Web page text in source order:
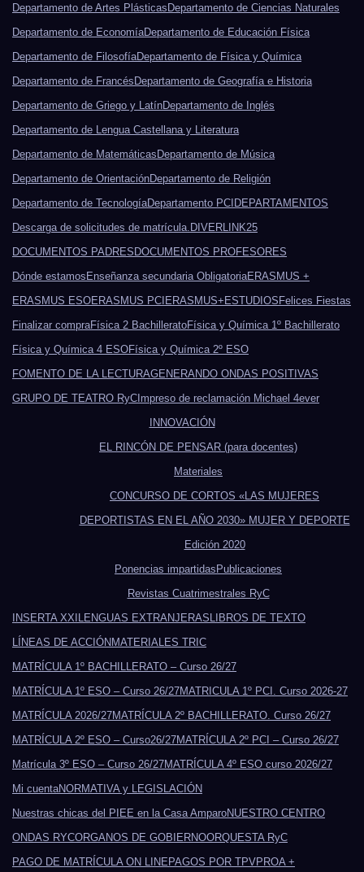
Departamento de Artes Plásticas Departamento de Ciencias Naturales
Departamento de EconomíaDepartamento de Educación Física
Departamento de FilosofíaDepartamento de Física y Química
Departamento de Francés Departamento de Geografía e Historia
Departamento de Griego y LatínDepartamento de Inglés
Departamento de Lengua Castellana y Literatura
Departamento de Matemáticas Departamento de Música
Departamento de OrientaciónDepartamento de Religión
Departamento de TecnologíaDepartamento PCI DEPARTAMENTOS
Descarga de solicitudes de matrícula. DIVERLINK25
DOCUMENTOS PADRES DOCUMENTOS PROFESORES
Dónde estamos Enseñanza secundaria ObligatoriaERASMUS +
ERASMUS ESOERASMUS PCI ERASMUS+ ESTUDIOS Felices Fiestas
Finalizar compraFísica 2 BachilleratoFísica y Química 1º Bachillerato
Física y Química 4 ESOFísica y Química 2º ESO
FOMENTO DE LA LECTURAGENERANDO ONDAS POSITIVAS
GRUPO DE TEATRO RyC Impreso de reclamación Michael 4ever
INNOVACIÓN
EL RINCÓN DE PENSAR (para docentes)
Materiales
CONCURSO DE CORTOS «LAS MUJERES
DEPORTISTAS EN EL AÑO 2030» MUJER Y DEPORTE
Edición 2020
Ponencias impartidas Publicaciones
Revistas Cuatrimestrales RyC
INSERTA XXI
LENGUAS EXTRANJERAS LIBROS DE TEXTO
LÍNEAS DE ACCIÓN MATERIALES TRIC
MATRÍCULA 1º BACHILLERATO – Curso 26/27
MATRÍCULA 1º ESO – Curso 26/27MATRICULA 1º PCI. Curso 2026-27
MATRÍCULA 2026/27MATRÍCULA 2º BACHILLERATO. Curso 26/27
MATRÍCULA 2º ESO – Curso26/27MATRÍCULA 2º PCI – Curso 26/27
Matrícula 3º ESO – Curso 26/27MATRÍCULA 4º ESO curso 2026/27
Mi cuentaNORMATIVA y LEGISLACIÓN
Nuestras chicas del PIEE en la Casa AmparoNUESTRO CENTRO
ONDAS RYCORGANOS DE GOBIERNOORQUESTA RyC
PAGO DE MATRÍCULA ON LINE PAGOS POR TPVPROA +